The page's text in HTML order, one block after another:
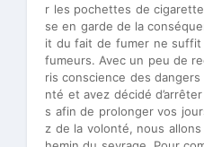
r les pochettes de
se en garde de la
it du fait de fumer ne
fumeurs. Avec un peu de
ris conscience des
nté et avez décidé
s afin de prolonger vos
z de la volonté, nous